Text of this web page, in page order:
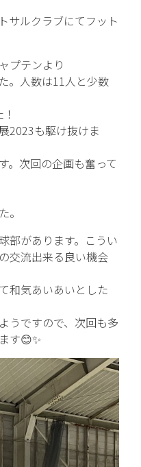
せ
サルクラブにてフット
プテンより
。人数は11人と少数
2023も駆け抜けま
。次回の企画も奮って
。
部があります。こうい
交流出来る良い機会
和気あいあいとした
うですので、次回も多
す😊✨